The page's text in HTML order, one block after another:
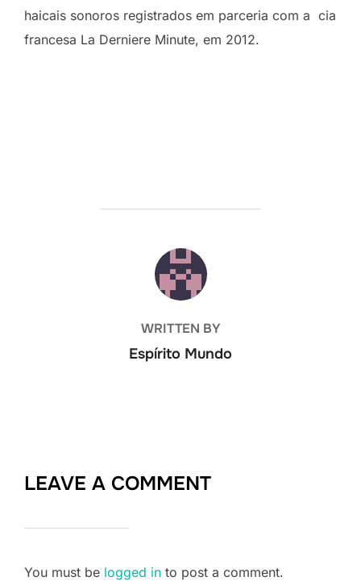
haicais sonoros registrados em parceria com a cia
francesa La Derniere Minute, em 2012.
POST AUTHOR
WRITTEN BY
Espírito Mundo
LEAVE A COMMENT
You must be logged in to post a comment.